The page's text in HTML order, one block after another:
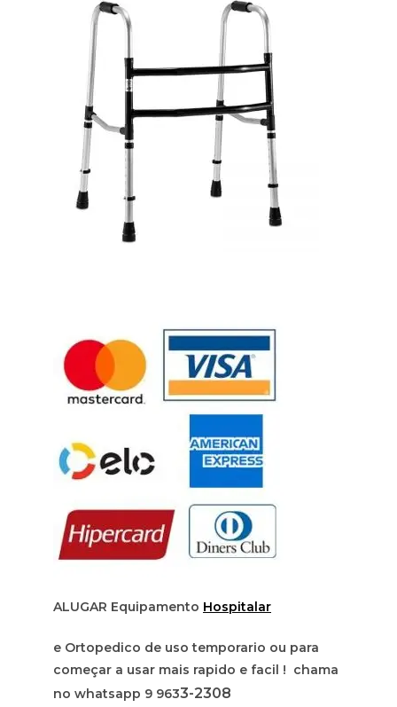
ALUGAR Equipamento Hospitalar
e Ortopedico de uso temporario ou para
começar a usar mais rapido e facil ! chama
no whatsapp 9 9633-2308